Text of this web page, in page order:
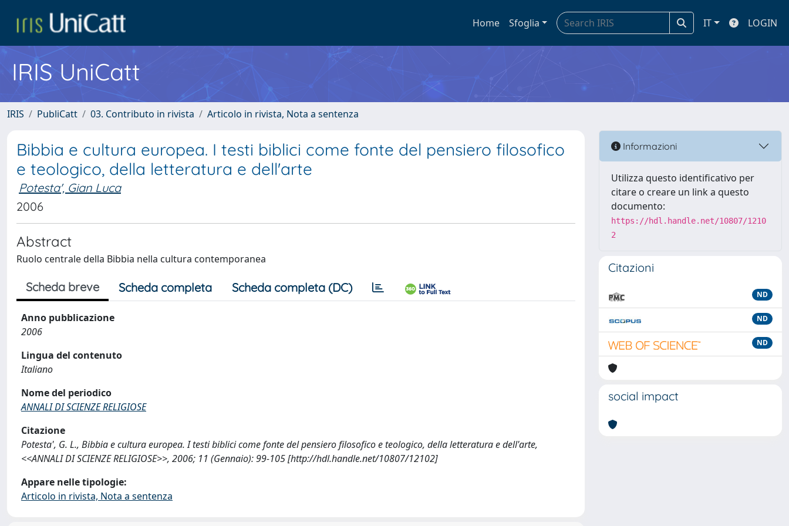
Home Sfoglia IT LOGIN
IRIS UniCatt
IRIS PubliCatt 03. Contributo in rivista Articolo in rivista, Nota a sentenza
Bibbia e cultura europea. I testi biblici come fonte del pensiero filosofico
e teologico, della letteratura e dell'arte
Potesta', Gian Luca
2006
Abstract
Ruolo centrale della Bibbia nella cultura contemporanea
Scheda breve Scheda completa Scheda completa (DC)
Anno pubblicazione
2006
Lingua del contenuto
Italiano
Nome del periodico
ANNALI DI SCIENZE RELIGIOSE
Citazione
Potesta', G. L., Bibbia e cultura europea. I testi biblici come fonte del pensiero filosofico e teologico, della letteratura e dell'arte,
<<ANNALI DI SCIENZE RELIGIOSE>>, 2006; 11 (Gennaio): 99-105 [http://hdl.handle.net/10807/12102]
Appare nelle tipologie:
Articolo in rivista, Nota a sentenza
Informazioni
Utilizza questo identificativo per
citare o creare un link a questo
documento:
https://hdl.handle.net/10807/1210
2
Citazioni
ND
ND
ND
social impact